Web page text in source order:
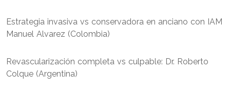
Estrategia invasiva vs conservadora en anciano con IAM
Manuel Alvarez (Colombia)
Revascularización completa vs culpable: Dr. Roberto
Colque (Argentina)